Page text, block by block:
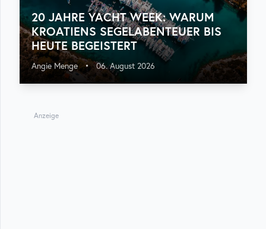
20 JAHRE YACHT WEEK: WARUM
KROATIENS SEGELABENTEUER BIS
HEUTE BEGEISTERT
Angie Menge • 06. August 2026
Anzeige